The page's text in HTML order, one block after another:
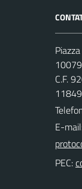
C.F.
E-
PEC: